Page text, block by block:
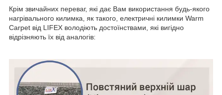
Крім звичайних переваг, які дає Вам використання будь-якого
нагрівального килимка, як такого, електричні килимки Warm
Carpet від LIFEX володіють достоїнствами, які вигідно
відрізняють їх від аналогів: